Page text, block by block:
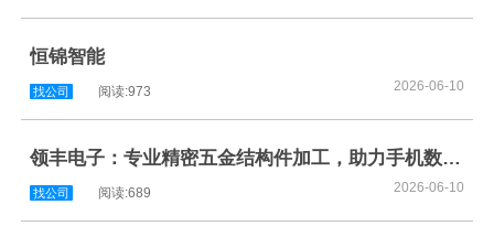
恒锦智能
找公司 阅读:973 2026-06-10
领丰电子：专业精密五金结构件加工，助力手机数码产品制造
找公司 阅读:689 2026-06-10